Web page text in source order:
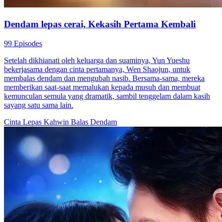
Dendam lepas cerai, Kekasih Pertama Kembali
99 Episodes
Setelah dikhianati oleh keluarga dan suaminya, Yun Yueshu
bekerjasama dengan cinta pertamanya, Wen Shaojun, untuk
membalas dendam dan mengubah nasib. Bersama-sama, mereka
memberikan saat-saat memalukan kepada musuh dan membuat
kemunculan semula yang dramatik, sambil tenggelam dalam kasih
sayang satu sama lain.
Cinta Lepas Kahwin Balas Dendam